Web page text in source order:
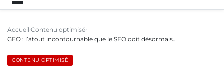
Accueil Contenu optimisé
GEO : l’atout incontournable que le SEO doit désormais…
CONTENU OPTIMISÉ